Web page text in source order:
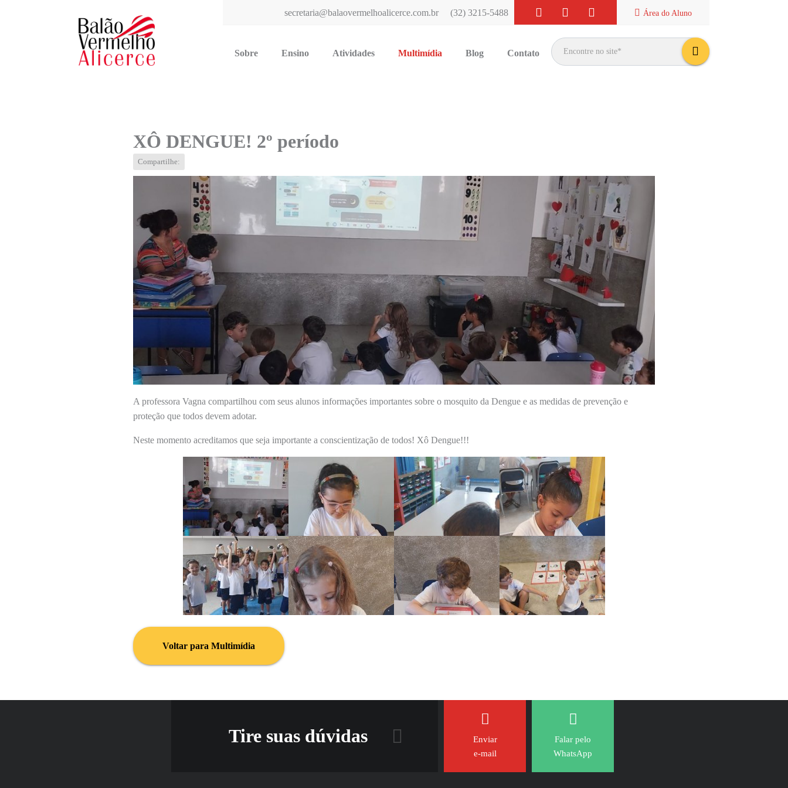
secretaria@balaovermelhoalicerce.com.br (32) 3215-5488 Área do Aluno
Sobre Ensino Atividades Multimídia Blog Contato
XÔ DENGUE! 2º período
Compartilhe:
A professora Vagna compartilhou com seus alunos informações importantes sobre o mosquito da Dengue e as medidas de prevenção e
proteção que todos devem adotar.
Neste momento acreditamos que seja importante a conscientização de todos! Xô Dengue!!!
Voltar para Multimídia
Tire suas dúvidas
Enviar
e-mail
Falar pelo
WhatsApp